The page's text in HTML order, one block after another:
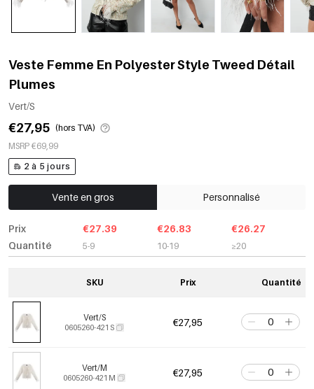
Veste Femme En Polyester Style Tweed Détail
Plumes
Vert/S
€27,95 (hors TVA)
MSRP €69,99
2 à 5 jours
Vente en gros Personnalisé
Prix
Quantité
€27.39
5-9
€26.83
10-19
€26.27
≥20
SKU Prix Quantité
Vert/S
0605260-421 S €27,95
Vert/M
0605260-421 M €27,95